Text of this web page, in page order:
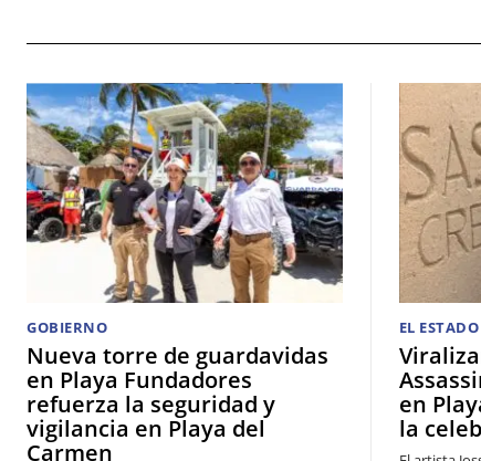
GOBIERNO
Nueva torre de guardavidas
en Playa Fundadores
refuerza la seguridad y
vigilancia en Playa del
Carmen
EL ESTADO
en
la